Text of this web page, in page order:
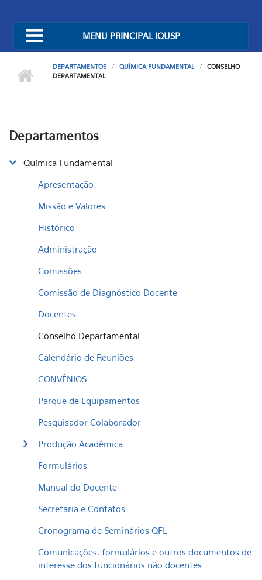
MENU PRINCIPAL IQUSP
DEPARTAMENTOS QUÍMICA FUNDAMENTAL
CONSELHO
DEPARTAMENTAL
Departamentos
Química Fundamental
Apresentação
Missão e Valores
Histórico
Administração
Comissões
Comissão de Diagnóstico Docente
Docentes
Conselho Departamental
Calendário de Reuniões
CONVÊNIOS
Parque de Equipamentos
Pesquisador Colaborador
Produção Acadêmica
Formulários
Manual do Docente
Secretaria e Contatos
Cronograma de Seminários QFL
Comunicações, formulários e outros documentos de
interesse dos funcionários não docentes